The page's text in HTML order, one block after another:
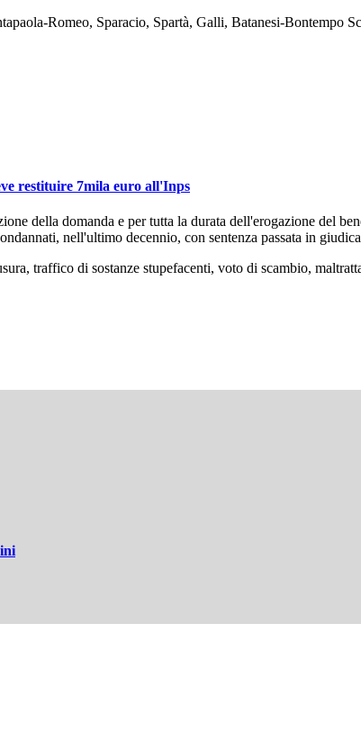
Romeo, Sparacio, Spartà, Galli, Batanesi-Bontempo
restituire 7mila euro all'Inps
della domanda e per tutta la durata dell'erogazione del
nell'ultimo decennio, con sentenza passata in
traffico di sostanze stupefacenti, voto di scambio,